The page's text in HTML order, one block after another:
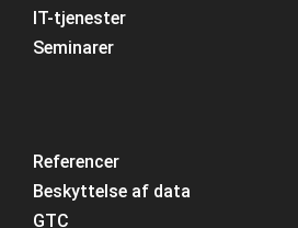
IT-tjenester
Seminarer
Referencer
Beskyttelse af data
GTC